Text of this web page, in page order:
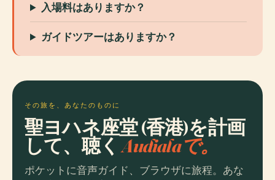
入場料はありますか？
ガイドツアーはありますか？
その旅を、あなたのものに
聖ヨハネ座堂 (香港)を計画
して、聴くAudialaで。
ポケットに音声ガイド、ブラウザに旅程。あな